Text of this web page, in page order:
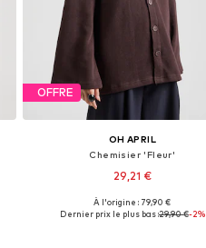
OFFRE
OH APRIL
Chemisier 'Fleur'
29,21 €
Tailles disponibles: XS, S, M, L
À l'origine : 79,90 €
Dernier prix le plus bas :29,90 €-2%